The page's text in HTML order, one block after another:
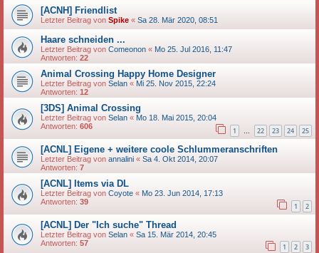
[ACNH] Friendlist
Letzter Beitrag von Spike « Sa 28. Mär 2020, 08:51
Haare schneiden ...
Letzter Beitrag von Comeonon « Mo 25. Jul 2016, 11:47
Antworten: 22
Animal Crossing Happy Home Designer
Letzter Beitrag von Selan « Mi 25. Nov 2015, 22:24
Antworten: 12
[3DS] Animal Crossing
Letzter Beitrag von Selan « Mo 18. Mai 2015, 20:04
Antworten: 606 1 … 22 23 24 25
[ACNL] Eigene + weitere coole Schlummeranschriften
Letzter Beitrag von annalini « Sa 4. Okt 2014, 20:07
Antworten: 7
[ACNL] Items via DL
Letzter Beitrag von Coyote « Mo 23. Jun 2014, 17:13
Antworten: 39 1 2
[ACNL] Der "Ich suche" Thread
Letzter Beitrag von Selan « Sa 15. Mär 2014, 20:45
Antworten: 57 1 2 3